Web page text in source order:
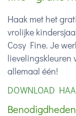
Haak met het
vrolijke
Cosy Fine. Je
lievelingskleuren
allemaal één!
DOWNLOAD